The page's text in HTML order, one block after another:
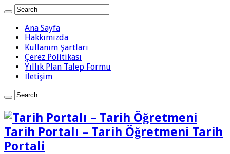
Ana Sayfa
Hakkımızda
Kullanım Şartları
Çerez Politikası
Yıllık Plan Talep Formu
İletişim
Tarih Portalı – Tarih Öğretmeni Tarih
Portali